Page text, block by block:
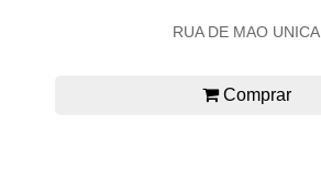
RUA DE MAO UNICA
Comprar